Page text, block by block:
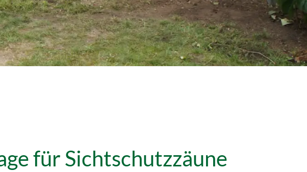
für Sichtschutzzäune